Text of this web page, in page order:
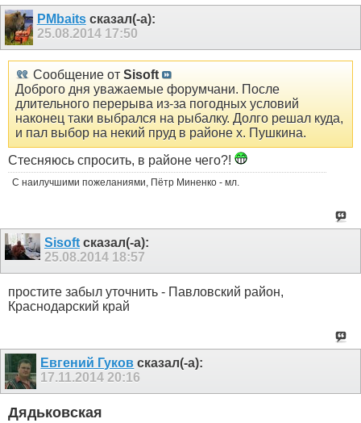
PMbaitsсказал(-а):
25.08.2014 17:50
Сообщение от Sisoft
Доброго дня уважаемые форумчани. После
длительного перерыва из-за погодных условий
наконец таки выбрался на рыбалку. Долго решал куда,
и пал выбор на некий пруд в районе х. Пушкина.
Стесняюсь спросить, в районе чего?!
С наилучшими пожеланиями, Пётр Миненко - мл.
Sisoft сказал(-а):
25.08.2014 18:57
простите забыл уточнить - Павловский район,
Краснодарский край
Евгений Гуков сказал(-а):
17.11.201420:16
Дядьковская